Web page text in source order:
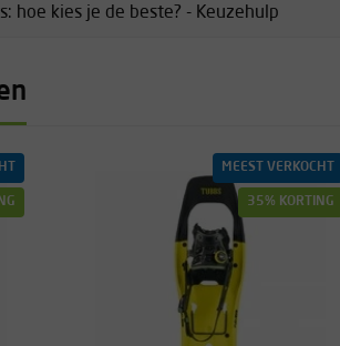
hoe kies je de beste? - Keuzehulp
MEEST VERKOCHT
35% KORTING